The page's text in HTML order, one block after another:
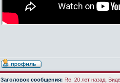
Заголовок сообщения: Re: 20 лет назад.